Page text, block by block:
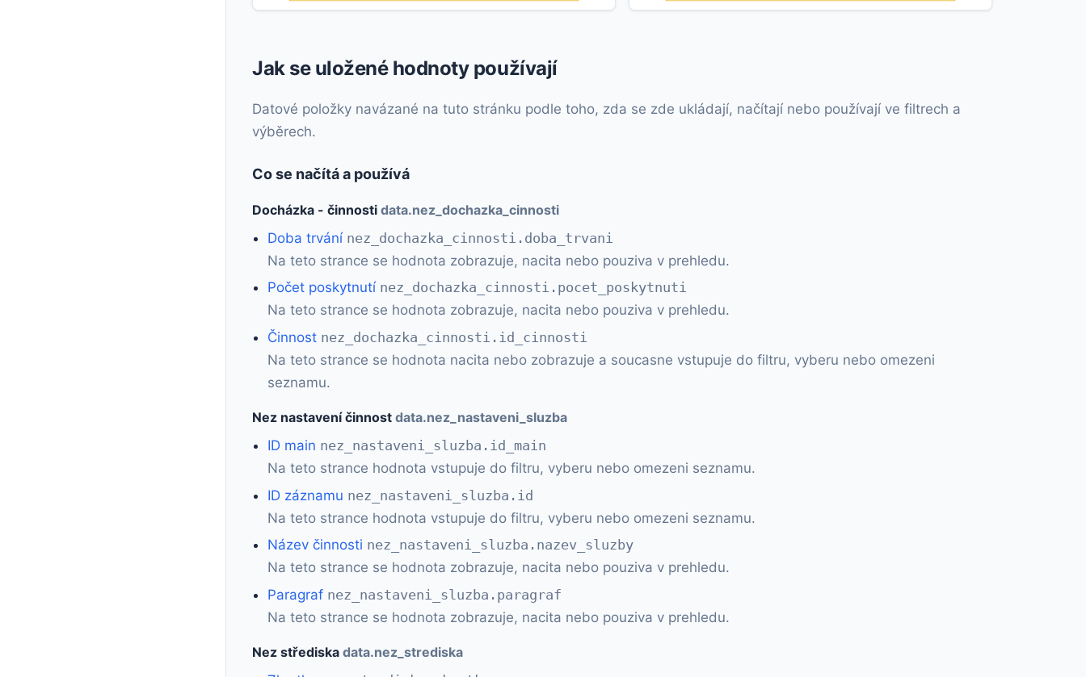
Jak se uložené hodnoty používají
Datové položky navázané na tuto stránku podle toho, zda se zde ukládají, načítají nebo používají ve filtrech a
výběrech.
Co se načítá a používá
Docházka - činnosti data.nez_dochazka_cinnosti
Doba trvání nez_dochazka_cinnosti.doba_trvani
Na teto strance se hodnota zobrazuje, nacita nebo pouziva v prehledu.
Počet poskytnutí nez_dochazka_cinnosti.pocet_poskytnuti
Na teto strance se hodnota zobrazuje, nacita nebo pouziva v prehledu.
Činnost nez_dochazka_cinnosti.id_cinnosti
Na teto strance se hodnota nacita nebo zobrazuje a soucasne vstupuje do filtru, vyberu nebo omezeni
seznamu.
Nez nastavení činnost data.nez_nastaveni_sluzba
ID main nez_nastaveni_sluzba.id_main
Na teto strance hodnota vstupuje do filtru, vyberu nebo omezeni seznamu.
ID záznamu nez_nastaveni_sluzba.id
Na teto strance hodnota vstupuje do filtru, vyberu nebo omezeni seznamu.
Název činnosti nez_nastaveni_sluzba.nazev_sluzby
Na teto strance se hodnota zobrazuje, nacita nebo pouziva v prehledu.
Paragraf nez_nastaveni_sluzba.paragraf
Na teto strance se hodnota zobrazuje, nacita nebo pouziva v prehledu.
Nez střediska data.nez_strediska